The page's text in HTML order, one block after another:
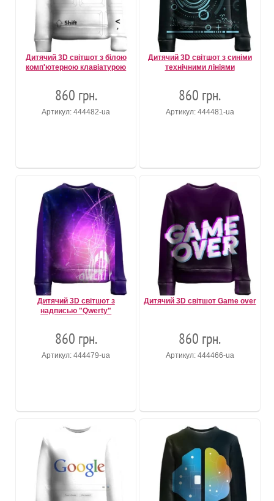
Дитячий 3D світшот з білою
комп'ютерною клавіатурою
860 грн.
Артикул: 444482-ua
Дитячий 3D світшот з синіми
технічними лініями
860 грн.
Артикул: 444481-ua
Дитячий 3D світшот з
надписью "Qwerty"
860 грн.
Артикул: 444479-ua
Дитячий 3D світшот Game over
860 грн.
Артикул: 444466-ua